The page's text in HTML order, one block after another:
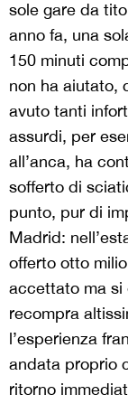
sole gare da
anno fa, una
150 minuti
non ha aiutato,
avuto tanti
assurdi, per
all’anca, ha
sofferto di
punto, pur di
Madrid:
offerto otto
accettato ma si
recompra
l’esperienza
andata proprio
ritorno